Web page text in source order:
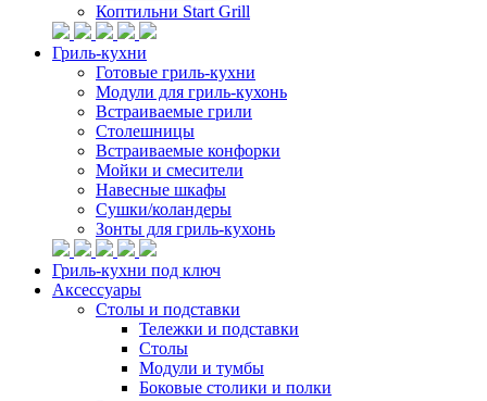
Коптильни Start Grill
Гриль-кухни
Готовые гриль-кухни
Модули для гриль-кухонь
Встраиваемые грили
Столешницы
Встраиваемые конфорки
Мойки и смесители
Навесные шкафы
Сушки/коландеры
Зонты для гриль-кухонь
Гриль-кухни под ключ
Аксессуары
Столы и подставки
Тележки и подставки
Столы
Модули и тумбы
Боковые столики и полки